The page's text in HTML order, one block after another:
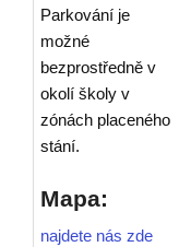
Parkování je
možné
bezprostředně v
okolí školy v
zónách placeného
stání.
Mapa:
najdete nás zde